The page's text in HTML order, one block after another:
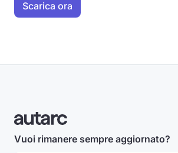
Vuoi rimanere sempre aggiornato?